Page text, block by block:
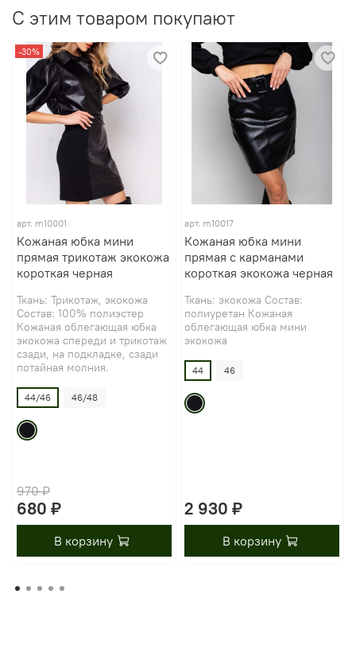
С этим товаром покупают
-30%
арт. m10001
Кожаная юбка мини
прямая трикотаж экокожа
короткая черная
Ткань: Трикотаж, экокожа
Состав: 100% полиэстер
Кожаная облегающая юбка
экокожа спереди и трикотаж
сзади, на подкладке, сзади
потайная молния.
44/46 46/48
970 ₽
680 ₽
В корзину
арт. m10017
Кожаная юбка мини
прямая с карманами
короткая экокожа черная
Ткань: экокожа Состав:
полиуретан Кожаная
облегающая юбка мини
экокожа
44 46
2 930 ₽
В корзину